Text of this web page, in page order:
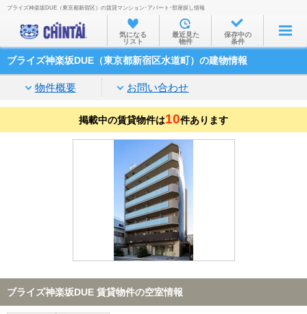
お部屋を探す
沿線・駅から
家賃相場から
通勤通学時間から
物件特集から
不動産会社から
TOP
ブライズ神楽坂DUE（東京都新宿区）の賃貸マンション･アパート･部屋探し情報
気になる
リスト
最近見た
物件
保存中の
条件
ブライズ神楽坂DUE（東京都新宿区水道町）の建物情報
物件概要 お問い合わせ
掲載中の賃貸物件は10件あります
ブライズ神楽坂DUE 賃貸物件の空室情報